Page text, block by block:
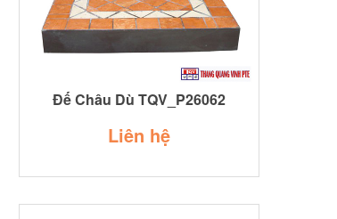
Đế Châu Dù TQV_P26062
Liên hệ